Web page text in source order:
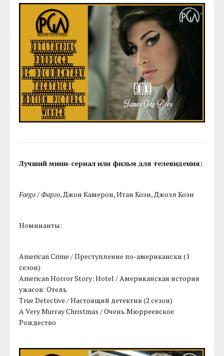
Лучший мини-сериал или фильм для телевидения:
Fargo / Фарго, Джон Камерон, Итан Коэн, Джоэл Коэн
Номинанты:
American Crime / Преступление по-американски (1
сезон)
American Horror Story: Hotel / Американская история
ужасов: Отель
True Detective / Настоящий детектив (2 сезон)
A Very Murray Christmas / Очень Мюрреевское
Рождество